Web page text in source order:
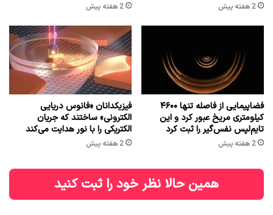
2 هفته پیش 2 هفته پیش
فضاپیمایی از فاصله تنها ۴۶۰۰
کیلومتری مریخ عبور کرد و این
تایم‌لپس نفس‌گیر را ثبت کرد
2 هفته پیش
فیزیکدانان «فانوس دریایی
الکترونی» ساختند که جریان
الکتریکی را با نور هدایت می‌کند
2 هفته پیش
همین حالا نظر خود را ثبت کنید